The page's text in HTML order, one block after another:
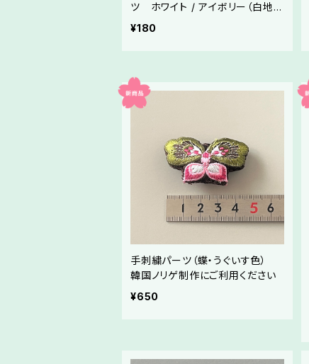
ツ ホワイト / アイボリー（白地・
生成り地）（全9色）／メドゥプ・ハ
¥180
手刺繍パーツ（蝶・うぐいす色）
韓国ノリゲ制作にご利用ください
¥650